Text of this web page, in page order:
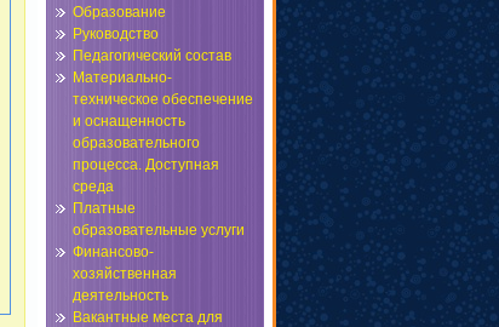
Образование
Руководство
Педагогический состав
Материально-
техническое обеспечение
и оснащенность
образовательного
процесса. Доступная
среда
Платные
образовательные услуги
Финансово-
хозяйственная
деятельность
Вакантные места для